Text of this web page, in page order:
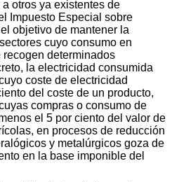
otros ya existentes de
Impuesto Especial sobre
objetivo de mantener la
cuyo consumo en
determinados
la electricidad consumida
coste de electricidad
del coste de un producto,
compras o consumo de
el 5 por ciento del valor de
en procesos de reducción
y metalúrgicos goza de
en la base imponible del